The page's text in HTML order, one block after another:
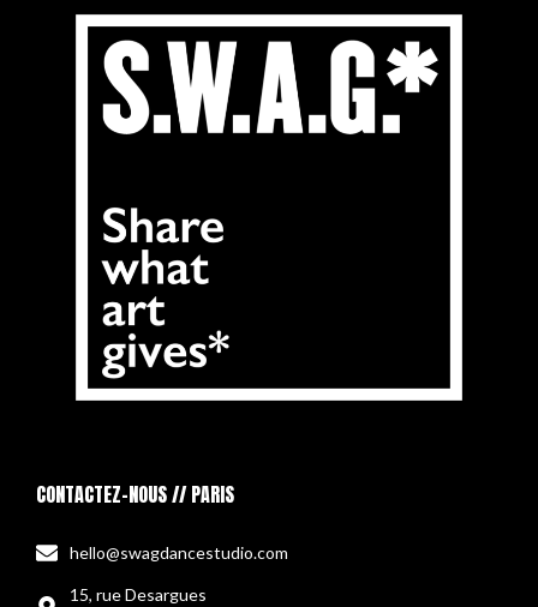
CONTACTEZ-NOUS // PARIS
hello@swagdancestudio.com
15, rue Desargues